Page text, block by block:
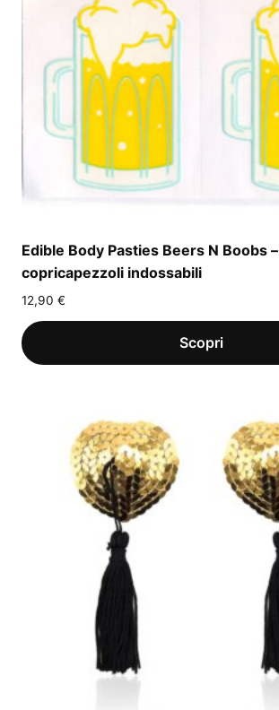
Edible Body Pasties Beers N Boobs –
copricapezzoli indossabili
12,90 €